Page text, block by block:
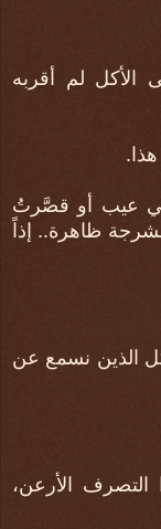
الأكل لم أقربه
بي عيب أو قصَّرتُ
ظاهرة.. إذاً
الذين نسمع عن
الأرعن،